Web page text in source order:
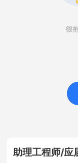
很
助理工程师/应